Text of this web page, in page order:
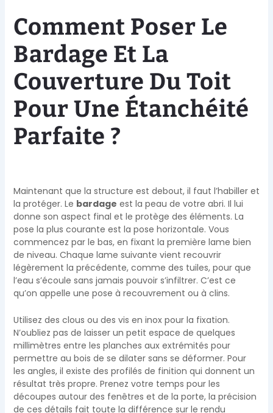
Comment Poser Le
Bardage Et La
Couverture Du Toit
Pour Une Étanchéité
Parfaite ?
Maintenant que la structure est debout, il faut l’habiller et
la protéger. Le bardage est la peau de votre abri. Il lui
donne son aspect final et le protège des éléments. La
pose la plus courante est la pose horizontale. Vous
commencez par le bas, en fixant la première lame bien
de niveau. Chaque lame suivante vient recouvrir
légèrement la précédente, comme des tuiles, pour que
l’eau s’écoule sans jamais pouvoir s’infiltrer. C’est ce
qu’on appelle une pose à recouvrement ou à clins.
Utilisez des clous ou des vis en inox pour la fixation.
N’oubliez pas de laisser un petit espace de quelques
millimètres entre les planches aux extrémités pour
permettre au bois de se dilater sans se déformer. Pour
les angles, il existe des profilés de finition qui donnent un
résultat très propre. Prenez votre temps pour les
découpes autour des fenêtres et de la porte, la précision
de ces détails fait toute la différence sur le rendu